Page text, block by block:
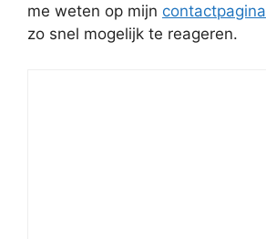
me weten op mijn contactpagina
zo snel mogelijk te reageren.